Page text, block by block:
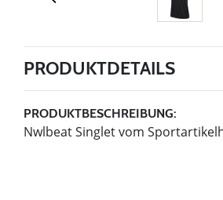
PRODUKTDETAILS
PRODUKTBESCHREIBUNG:
Nwlbeat Singlet vom